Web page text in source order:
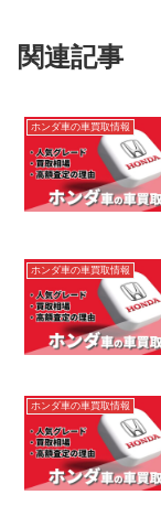
関連記事
ホンダ車の車買取情報
ホンダ車の車買取情報
ホンダ車の車買取情報